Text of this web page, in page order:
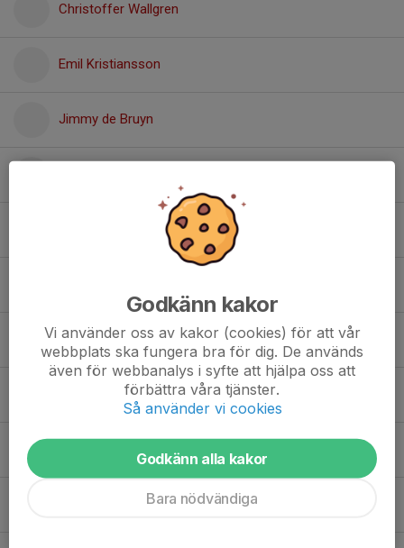
Christoffer Wallgren
Emil Kristiansson
Jimmy de Bruyn
Jonatan Gunnarsson
20. Lukas Åberg
3. Magnus Berggren
Godkänn kakor
Vi använder oss av kakor (cookies) för att vår
webbplats ska fungera bra för dig. De används
även för webbanalys i syfte att hjälpa oss att
förbättra våra tjänster.
Så använder vi cookies
Godkänn alla kakor
Bara nödvändiga